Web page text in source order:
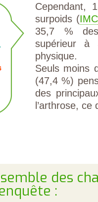
PLATEFORME E-
SANTÉ SANOIA
EMPATIENT
ETATS
L’ARTHROSE
NOS ACTIONS EN
2012 ET 2013
LES ETATS
GÉNÉRAUX EN
PRATIQUE !
9 CHAMPS
PRIORITAIRES
EVALUER LES 80
PROPOSITIONS
ÉMISES
ÊTRE ÉVITÉE
L’ARTHROSE SE
SOIGNE
LA RECHERCHE
EN MARCHE
Cependant,
surpoids (IMC
35,7 %
supérieur à
physique.
Seuls moins
(47,4 %)
des
l’arthrose,
des
: